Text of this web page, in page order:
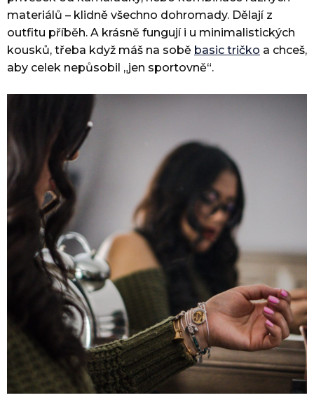
materiálů – klidně všechno dohromady. Dělají z
outfitu příběh. A krásně fungují i u minimalistických
kousků, třeba když máš na sobě basic tričko a chceš,
aby celek nepůsobil „jen sportovně“.